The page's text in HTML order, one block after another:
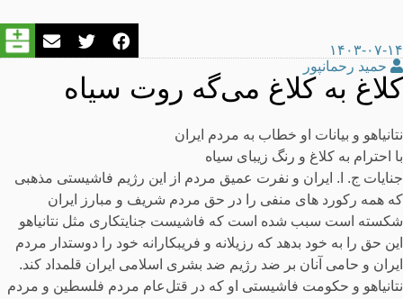
۱۴۰۳-۰۷-۱۴
حمید رحمانپور
کلاغ به کلاغ می‌گه روت سیاه
نتانیاهو و بیانات او خطاب به مردم ایران
با احترام به کلاغ و رنگ زیبای سیاه
جنایات ج. ا. ایران و نفرت عمیق مردم از این رژیم فاشیستی مذهبی
که همه رکورد های منفی را در حق مردم شریف و مبارز ایران
شکسته است سبب شده است که فاشیست جنایتکاری مثل نتانیاهو
این حق را به خود بدهد که رزیلانه و فریبکارانه خود را دوستدار مردم
ایران و حامی آنان بر ضد رژیم ضد بشری اسلامی ایران قلمداد کند.
نتانیاهو و حکومت فاشیستی او که در قتل‌عام مردم فلسطین و مردم